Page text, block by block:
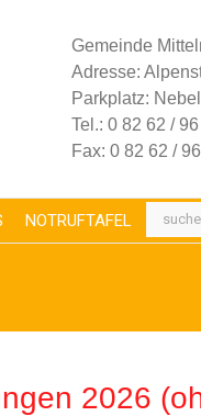
Gemeinde
Adresse:
Parkplatz:
Tel.: 0 82 62 /
Fax: 0 82 62 /
NOTRUFTAFEL
2026